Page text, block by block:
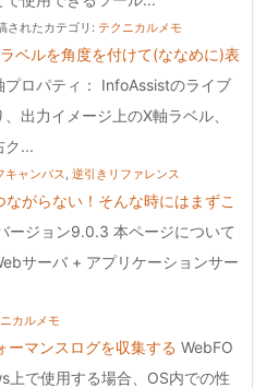
されたカテゴリ: テクニカルメモ
ベルを角度を付けて(ななめに)表
ロパティ： InfoAssistのライブ
出力イメージ上のX軸ラベル、
ク...
キャンバス, 逆引きリファレンス
がらない！そんな時にはまずこ
ージョン9.0.3 本ページについて
サーバ + アプリケーションサー
カルメモ
ーマンスログを収集する WebFO
上で使用する場合、OS内での性